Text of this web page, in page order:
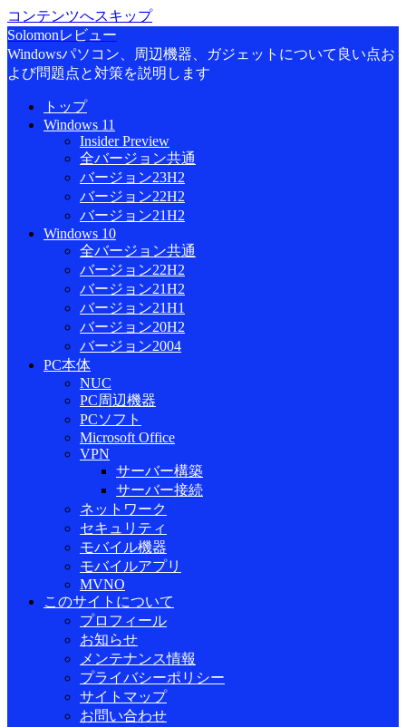
コンテンツへスキップ
Solomonレビュー
Windowsパソコン、周辺機器、ガジェットについて良い点お
よび問題点と対策を説明します
トップ
Windows 11
Insider Preview
全バージョン共通
バージョン23H2
バージョン22H2
バージョン21H2
Windows 10
全バージョン共通
バージョン22H2
バージョン21H2
バージョン21H1
バージョン20H2
バージョン2004
PC本体
NUC
PC周辺機器
PCソフト
Microsoft Office
VPN
サーバー構築
サーバー接続
ネットワーク
セキュリティ
モバイル機器
モバイルアプリ
MVNO
このサイトについて
プロフィール
お知らせ
メンテナンス情報
プライバシーポリシー
サイトマップ
お問い合わせ